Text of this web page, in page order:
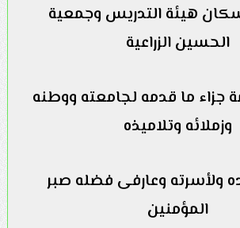
هيئة التدريس وجمعية
الحسين الزراعية
جزاء ما قدمه لجامعته ووطنه
وزملائه وتلاميذه
ولأسرته وعارفى فضله صبر
المؤمنين